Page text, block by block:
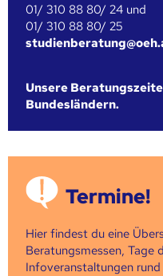
01/ 310 88 80/ 24 und
01/ 310 88 80/ 25
Unsere
Bundesländern.
Termine!
Hier findest du eine
Beratungsmessen, Tage
Infoveranstaltungen